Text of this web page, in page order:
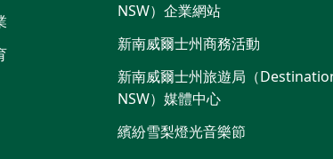
NSW）企業網站
新南威爾士州商務活動
新南威爾士州旅遊局（
NSW）媒體中心
繽紛雪梨燈光音樂節